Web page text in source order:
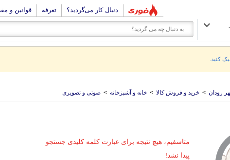
دنبال کار می‌گردید؟ تعرفه قوانین و
کنید.
رودان > خرید و فروش کالا > خانه و آشپزخانه > صوتی و تصویری
متاسفیم، هیچ نتیجه برای عبارت کلمه کلیدی جستجو
پیدا نشد!